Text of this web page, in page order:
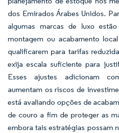
dos Emirados Árabes Unidos.
algumas marcas de luxo
montagem ou acabamento
qualificarem para tarifas
exija escala suficiente para
Esses ajustes adicionam
aumentam os riscos de
está avaliando opções de
de couro a fim de proteger as
embora tais estratégias possam